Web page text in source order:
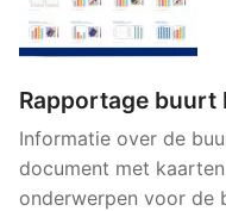
Rapportage buurt
Informatie over de
document met
onderwerpen voor de